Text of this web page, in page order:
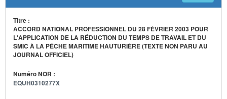
Titre :
ACCORD NATIONAL PROFESSIONNEL DU 28 FÉVRIER 2003 POUR
L'APPLICATION DE LA RÉDUCTION DU TEMPS DE TRAVAIL ET DU
SMIC À LA PÊCHE MARITIME HAUTURIÈRE (TEXTE NON PARU AU
JOURNAL OFFICIEL)
Numéro NOR :
EQUH0310277X